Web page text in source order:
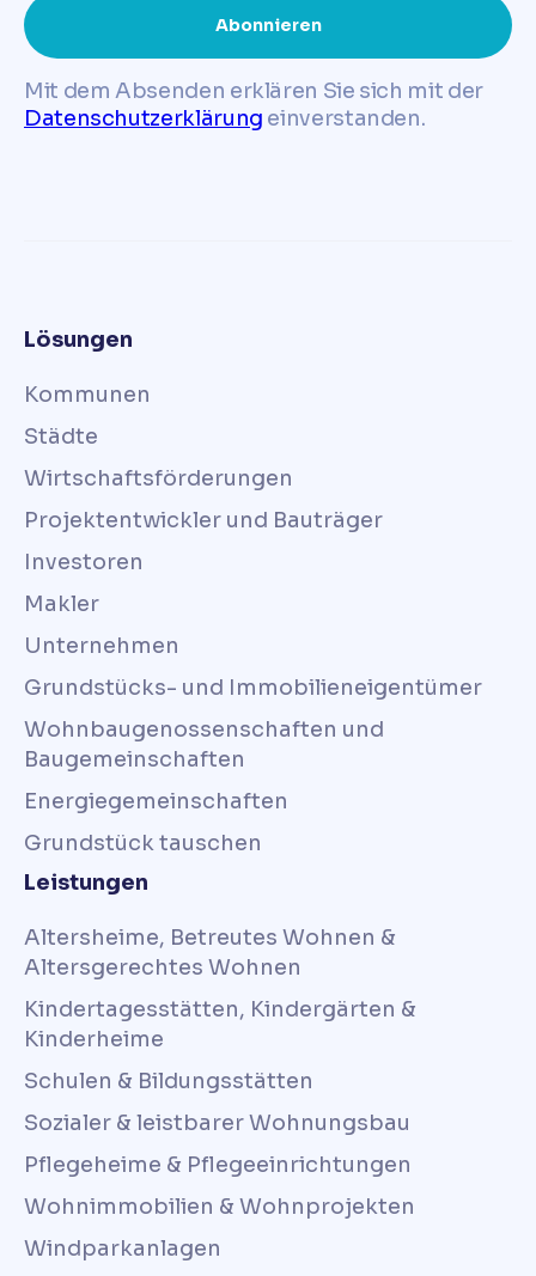
Mit dem Absenden erklären Sie sich mit der
Datenschutzerklärung einverstanden.
Lösungen
Kommunen
Städte
Wirtschaftsförderungen
Projektentwickler und Bauträger
Investoren
Makler
Unternehmen
Grundstücks- und Immobilieneigentümer
Wohnbaugenossenschaften und
Baugemeinschaften
Energiegemeinschaften
Grundstück tauschen
Leistungen
Altersheime, Betreutes Wohnen &
Altersgerechtes Wohnen
Kindertagesstätten, Kindergärten &
Kinderheime
Schulen & Bildungsstätten
Sozialer & leistbarer Wohnungsbau
Pflegeheime & Pflegeeinrichtungen
Wohnimmobilien & Wohnprojekten
Windparkanlagen